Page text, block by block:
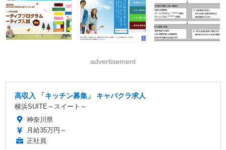
advertisement
高収入 「キッチン募集」 キャバクラ求人
横浜SUITE～スイート～
神奈川県
月給35万円～
正社員